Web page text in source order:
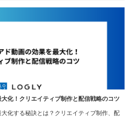
化！クリエイティブ制作と配信戦略のコツ
化する秘訣とは？クリエイティブ制作、配